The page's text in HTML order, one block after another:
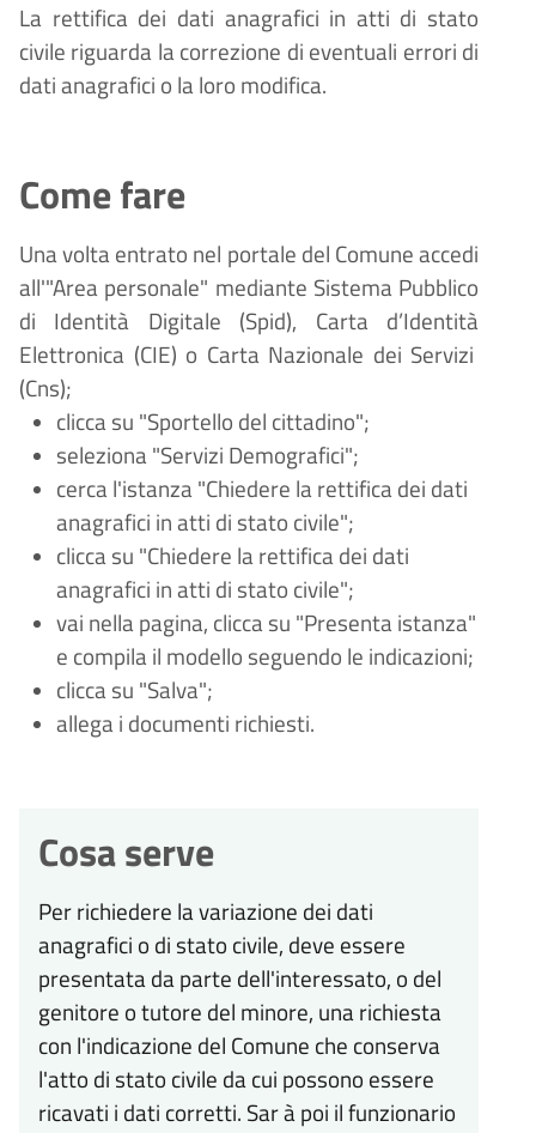
La rettifica dei dati anagrafici in atti di stato
civile riguarda la correzione di eventuali errori di
dati anagrafici o la loro modifica.
Come fare
Una volta entrato nel portale del Comune accedi
all'"Area personale" mediante Sistema Pubblico
di Identità Digitale (Spid), Carta d’Identità
Elettronica (CIE) o Carta Nazionale dei Servizi
(Cns);
clicca su "Sportello del cittadino";
seleziona "Servizi Demografici";
cerca l'istanza "Chiedere la rettifica dei dati
anagrafici in atti di stato civile";
clicca su "Chiedere la rettifica dei dati
anagrafici in atti di stato civile";
vai nella pagina, clicca su "Presenta istanza"
e compila il modello seguendo le indicazioni;
clicca su "Salva";
allega i documenti richiesti.
Cosa serve
Per richiedere la variazione dei dati
anagrafici o di stato civile, deve essere
presentata da parte dell'interessato, o del
genitore o tutore del minore, una richiesta
con l'indicazione del Comune che conserva
l'atto di stato civile da cui possono essere
ricavati i dati corretti. Saràpoi il funzionario